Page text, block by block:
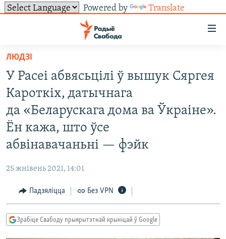
Powered by Translate
ўнівэрсальнага
доступу
Перайсьці
да
галоўнага
зьместу
Перайсьці
да
галоўнай
Перайсьці
пошуку
ВІДЭА І ФОТА
ПАЛІТЫКА
БЕЛАРУСЫ НА ВАЙНЕ
ПАЛІТВЯЗЬНІ
ТЭСТЫ
ГІСТОРЫЯ НА СВАБОДЗЕ
АЎДЫЁКНІГІ
PREMIUM
СУВЯЗЬ
ПАДЗЯЛІЦЦА ІНФАРМАЦЫЯЙ
ПАДПІСАЦЦА
RSS
TWITTER
САЧЫЦЕ ЗА АБНАЎЛЕНЬНЯМІ
Усе сайты РС/РСЭ
ЛЮДЗІ
У Расеі абвясьцілі ў вышук Сяргея
Кароткіх, датычнага
да «Беларускага дома ва Ўкраіне».
Ён кажа, што ўсе
абвінавачаньні — фэйк
25 жнівень 2021, 14:01
Падзяліцца Без VPN
Зрабіце Свабоду прыярытэтнай крыніцай ў Google